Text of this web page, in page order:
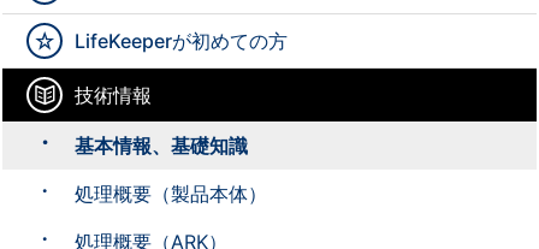
LifeKeeperが初めての方
技術情報
基本情報、基礎知識
処理概要（製品本体）
処理概要（ARK）